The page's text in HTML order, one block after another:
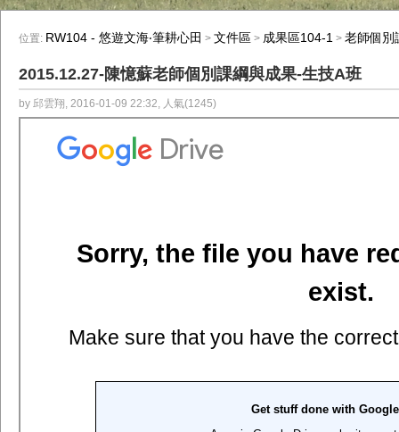
位置: RW104 - 悠遊文海‧筆耕心田 > 文件區 > 成果區104-1 > 老師個別
2015.12.27-陳憶蘇老師個別課綱與成果-生技A班
by 邱雲翔, 2016-01-09 22:32, 人氣(1245)